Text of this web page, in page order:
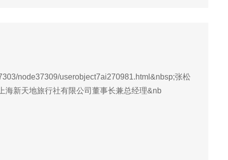
node37309/userobject7ai270981.html&nbsp;张松
海新天地旅行社有限公司董事长兼总经理&nb